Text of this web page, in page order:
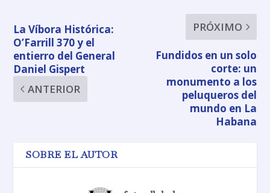
La Víbora Histórica:
O’Farrill 370 y el
entierro del General
Daniel Gispert
ANTERIOR
PRÓXIMO
Fundidos en un solo
corte: un
monumento a los
peluqueros del
mundo en La
Habana
SOBRE EL AUTOR